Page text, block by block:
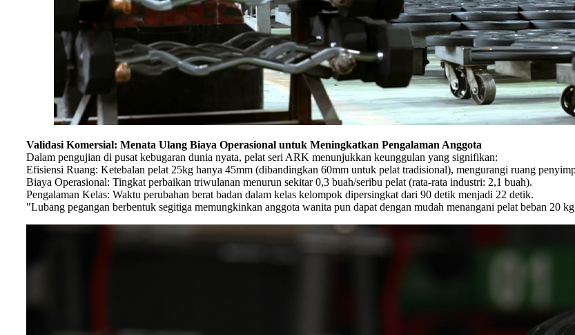
Validasi Komersial: Menata Ulang Biaya Operasional untuk Meningkatkan Pengalaman Anggota
Dalam pengujian di pusat kebugaran dunia nyata, pelat seri ARK menunjukkan keunggulan yang signifikan:
Efisiensi Ruang: Ketebalan pelat 25kg hanya 45mm (dibandingkan 60mm untuk pelat tradisional), mengurangi ruang
Biaya Operasional: Tingkat perbaikan triwulanan menurun sekitar 0,3 buah/seribu pelat (rata-rata industri: 2,1 buah).
Pengalaman Kelas: Waktu perubahan berat badan dalam kelas kelompok dipersingkat dari 90 detik menjadi 22 detik.
"Lubang pegangan berbentuk segitiga memungkinkan anggota wanita pun dapat dengan mudah menangani pelat beban 20